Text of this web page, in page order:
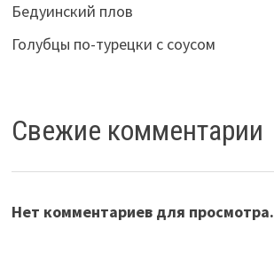
Бедуинский плов
Голубцы по-турецки с соусом
Свежие комментарии
Нет комментариев для просмотра.